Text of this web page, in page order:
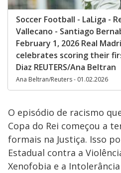
Soccer Football - LaLiga -
Vallecano - Santiago
February 1, 2026 Real
celebrates scoring their
Diaz REUTERS/Ana Beltran
Ana Beltran/Reuters - 01.02.2026
O episódio de racismo
Copa do Rei começou a
formais na Justiça. Isso
Estadual contra a
Xenofobia e a